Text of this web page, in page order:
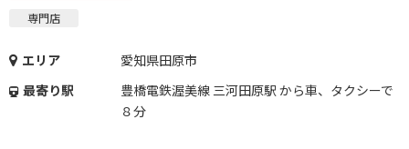
専門店
エリア
愛知県田原市
最寄り駅
豊橋電鉄渥美線 三河田原駅 から車、タクシーで
８分